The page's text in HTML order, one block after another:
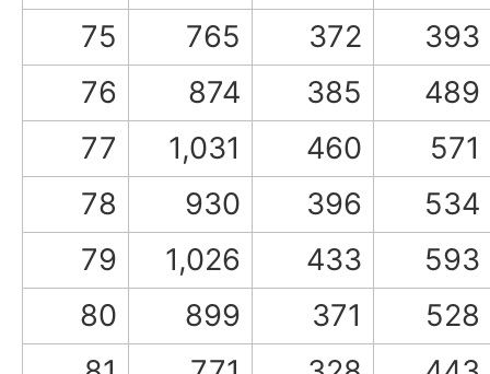
75
765 372
393
76
874 385
489
77
1,031 460
571
78
930 396
534
79
1,026 433
593
80
899 371
528